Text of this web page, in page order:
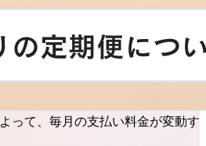
って、毎月の支払い料金が変動す